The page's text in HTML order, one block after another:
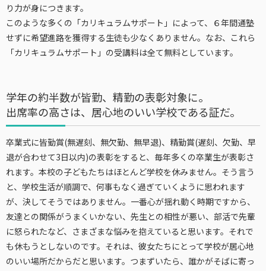
り力が身につきます。
このような多くの「カリキュラムサポート」によって、６年間通塾
せずに希望進路を獲得する生徒も少なくありません。なお、これら
「カリキュラムサポート」の受講料は全て無料としています。
学年の約半数が皆勤、精勤の表彰対象に。
出席率の高さは、居心地のいい学校である証だ。
卒業式に皆勤賞(無遅刻、無欠勤、無早退)、精勤賞(遅刻、欠勤、早
退が合わせて3日以内)の表彰をすると、毎年多くの卒業生が表彰さ
れます。本校の子どもたちはほとんど学校を休みません。そう言う
と、学校生活が順調で、何事もなく過ぎていくように思われます
が、決してそうではありません。一番心が揺れ動く時期ですから、
友達との関係がうまくいかない、先生との相性が悪い、部活で先輩
に怒られたなど、さまざまな悩みを抱えていると思います。それで
も休もうとしないのです。それは、彼女たちにとって学校が居心地
のいい場所だからだと思います。つまずいたら、誰かがそばに寄っ